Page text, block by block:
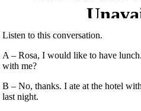
Listen to this conversation.
A – Rosa, I would like to have
with me?
B – No, thanks. I ate at the hotel
last night.